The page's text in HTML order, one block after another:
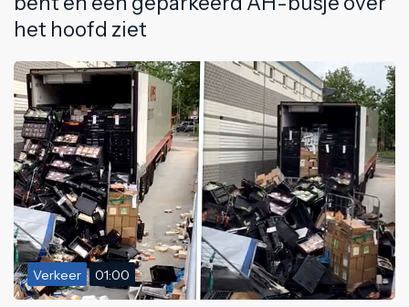
het hoofd ziet
Verkeer 01:00